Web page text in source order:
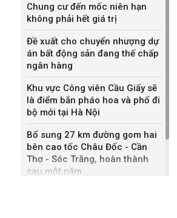
Chung cư đến mốc niên hạn
không phải hết giá trị
Đề xuất cho chuyển nhượng dự
án bất động sản đang thế chấp
ngân hàng
Khu vực Công viên Cầu Giấy sẽ
là điểm bắn pháo hoa và phố đi
bộ mới tại Hà Nội
Bổ sung 27 km đường gom hai
bên cao tốc Châu Đốc - Cần
Thơ - Sóc Trăng, hoàn thành
sau một năm